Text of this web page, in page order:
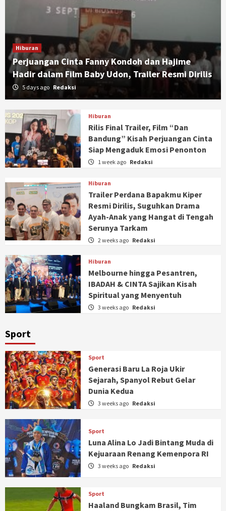
Hiburan
Perjuangan Cinta Fanny Kondoh dan Hajime
Hadir dalam Film Baby Udon, Trailer Resmi Dirilis
5 days ago Redaksi
Hiburan
Rilis Final Trailer, Film “Dan
Bandung” Kisah Perjuangan Cinta
Siap Mengaduk Emosi Penonton
1 week ago Redaksi
Hiburan
Trailer Perdana Bapakmu Kiper
Resmi Dirilis, Suguhkan Drama
Ayah-Anak yang Hangat di Tengah
Serunya Tarkam
2 weeks ago Redaksi
Hiburan
Melbourne hingga Pesantren,
IBADAH & CINTA Sajikan Kisah
Spiritual yang Menyentuh
3 weeks ago Redaksi
Sport
Sport
Generasi Baru La Roja Ukir
Sejarah, Spanyol Rebut Gelar
Dunia Kedua
3 weeks ago Redaksi
Sport
Luna Alina Lo Jadi Bintang Muda di
Kejuaraan Renang Kemenpora RI
3 weeks ago Redaksi
Sport
Haaland Bungkam Brasil, Tim